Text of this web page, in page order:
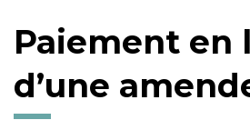
Paiement en
d’une